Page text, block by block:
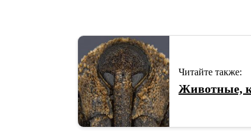
Читайте также:
Животные,